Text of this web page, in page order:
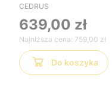
CEDRUS
639,00 zł
Najniższa cena: 759,00 zł
Do koszyka